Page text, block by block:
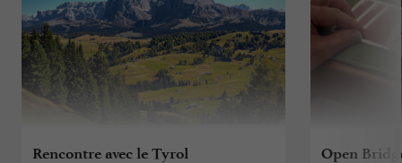
Rencontre avec le Tyrol Open